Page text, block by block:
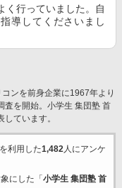
く行っていました。自
導してくださいまし
ンを前身企業に1967年より
査を開始。小学生 集団塾 首
ています。
利用した1,482人にアンケ
にした「 小学生 集団塾 首